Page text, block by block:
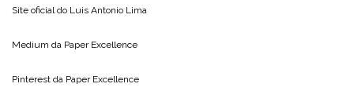
Site oficial do Luis Antonio Lima
Medium da Paper Excellence
Pinterest da Paper Excellence